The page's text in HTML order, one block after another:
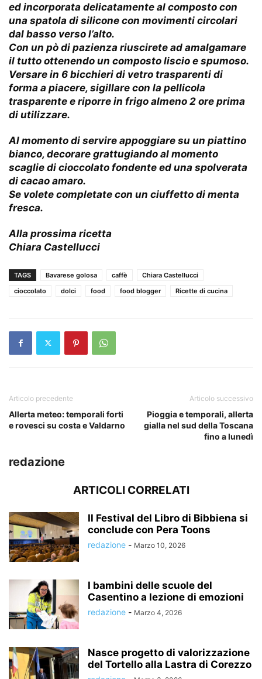
ed incorporata delicatamente al composto con
una spatola di silicone con movimenti circolari
dal basso verso l’alto.
Con un pò di pazienza riuscirete ad amalgamare
il tutto ottenendo un composto liscio e spumoso.
Versare in 6 bicchieri di vetro trasparenti di
forma a piacere, sigillare con la pellicola
trasparente e riporre in frigo almeno 2 ore prima
di utilizzare.
Al momento di servire appoggiare su un piattino
bianco, decorare grattugiando al momento
scaglie di cioccolato fondente ed una spolverata
di cacao amaro.
Se volete completate con un ciuffetto di menta
fresca.
Alla prossima ricetta
Chiara Castellucci
TAGS Bavarese golosa caffè
Chiara Castellucci
cioccolato
dolci food food blogger Ricette di cucina
Articolo precedente
Allerta meteo: temporali forti
e rovesci su costa e Valdarno
Articolo successivo
Pioggia e temporali, allerta
gialla nel sud della Toscana
fino a lunedì
redazione
ARTICOLI CORRELATI
Il Festival del Libro di Bibbiena si
conclude con Pera Toons
redazione - Marzo 10, 2026
I bambini delle scuole del
Casentino a lezione di emozioni
redazione - Marzo 4, 2026
Nasce progetto di valorizzazione
del Tortello alla Lastra di Corezzo